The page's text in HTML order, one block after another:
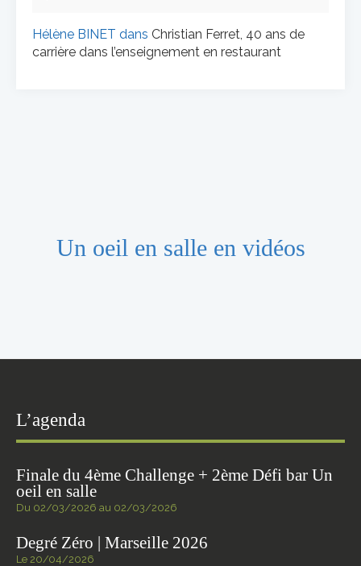
Hélène BINET dans Christian Ferret, 40 ans de
carrière dans l’enseignement en restaurant
Un oeil en salle en vidéos
L’agenda
Finale du 4ème Challenge + 2ème Défi bar Un
oeil en salle
Du 02/03/2026 au 02/03/2026
Degré Zéro | Marseille 2026
Le 20/04/2026